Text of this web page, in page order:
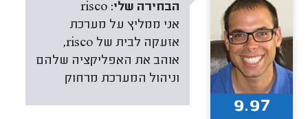
הבחירה שלי: risco
אני ממליץ על מערכת
אזעקה לבית של risco,
אוהב את האפליקציה שלהם
וניהול המערכת מרחוק
9.97